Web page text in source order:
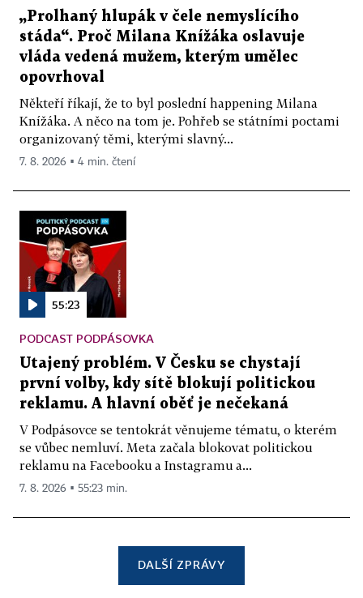
„Prolhaný hlupák v čele nemyslícího
stáda“. Proč Milana Knížáka oslavuje
vláda vedená mužem, kterým umělec
opovrhoval
Někteří říkají, že to byl poslední happening Milana
Knížáka. A něco na tom je. Pohřeb se státními poctami
organizovaný těmi, kterými slavný...
7. 8. 2026 ▪ 4 min. čtení
55:23
PODCAST PODPÁSOVKA
Utajený problém. V Česku se chystají
první volby, kdy sítě blokují politickou
reklamu. A hlavní oběť je nečekaná
V Podpásovce se tentokrát věnujeme tématu, o kterém
se vůbec nemluví. Meta začala blokovat politickou
reklamu na Facebooku a Instagramu a...
7. 8. 2026 ▪ 55:23 min.
DALŠÍ ZPRÁVY